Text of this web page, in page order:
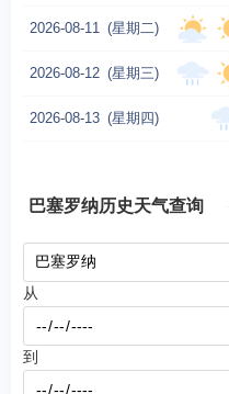
2026-08-11 (星期二)
2026-08-12 (星期三)
2026-08-13 (星期四)
巴塞罗纳历史天气查询
从
到